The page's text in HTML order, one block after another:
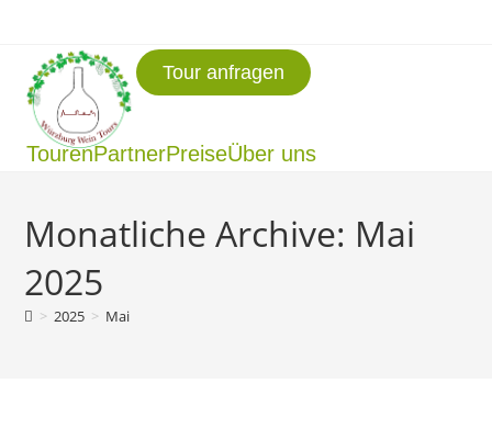
Tour anfragen
TourenPartnerPreiseÜber uns
Monatliche Archive: Mai
2025
> 2025 > Mai